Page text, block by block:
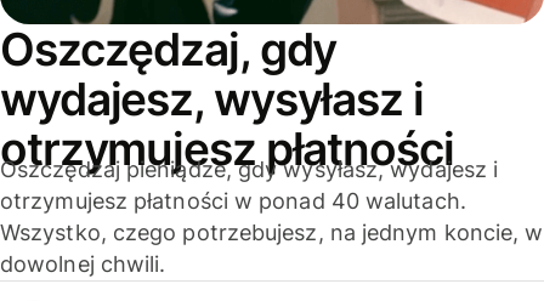
Oszczędzaj, gdy
wydajesz, wysyłasz i
otrzymujesz płatności
Oszczędzaj pieniądze, gdy wysyłasz, wydajesz i
otrzymujesz płatności w ponad 40 walutach.
Wszystko, czego potrzebujesz, na jednym koncie, w
dowolnej chwili.